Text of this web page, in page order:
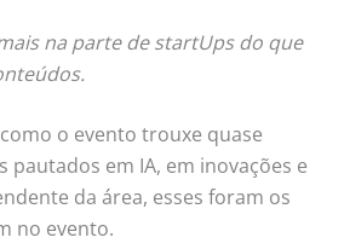
na parte de startUps do que
o evento trouxe quase
em IA, em inovações e
da área, esses foram os
no evento.